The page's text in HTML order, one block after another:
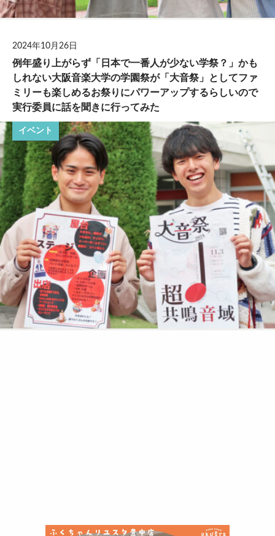
2024年10月26日
例年盛り上がらず「日本で一番人が少ない学祭？」かも
しれない大阪音楽大学の学園祭が「大音祭」としてファ
ミリーも楽しめるお祭りにパワーアップするらしいので
実行委員に話を聞きに行ってみた
イベント